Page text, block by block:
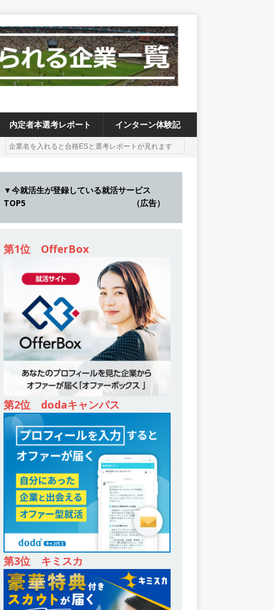
内定者本選考レポート インターン体験記
▼今就活生が登録している就活サービス
TOP5 （広告）
第1位 OfferBox
第2位 dodaキャンパス
第3位 キミスカ